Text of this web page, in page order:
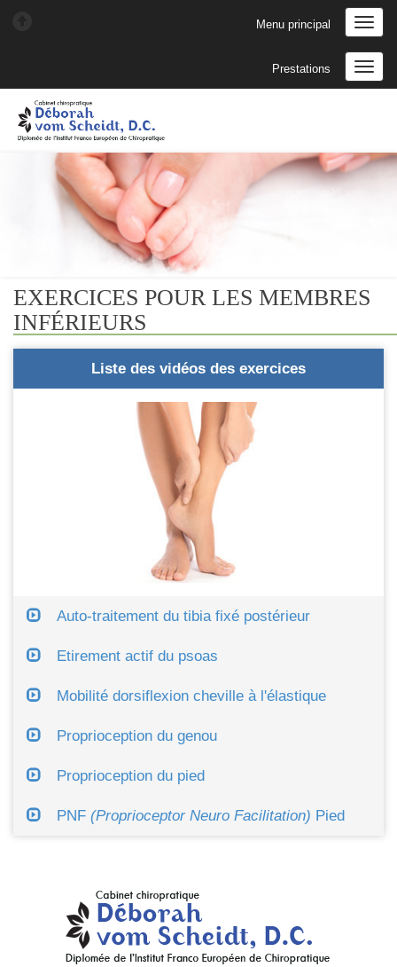
Menu principal
Prestations
EXERCICES POUR LES MEMBRES
INFÉRIEURS
Liste des vidéos des exercices
Auto-traitement du tibia fixé postérieur
Etirement actif du psoas
Mobilité dorsiflexion cheville à l'élastique
Proprioception du genou
Proprioception du pied
PNF (Proprioceptor Neuro Facilitation) Pied